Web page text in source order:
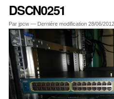
DSCN0251
Par jpcw — Dernière modification 28/06/